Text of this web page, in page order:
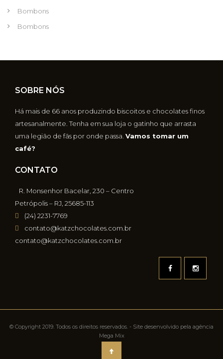
Bombons
Bombons
SOBRE NÓS
Há mais de 66 anos produzindo biscoitos e chocolates finos
artesanalmente. Tenha em sua loja o gatinho que arrasta
uma legião de fãs por onde passa. Vamos tomar um
café?
CONTATO
R. Monsenhor Bacelar, 230 – Centro
Petrópolis – RJ, 25685-113
(24) 2231-7769
contato@katzchocolates.com.br
contato@katzchocolates.com.br
© Copyright 2019. Todos os direitos reservados. - Site desenvolvido pela agência
Mega Mix